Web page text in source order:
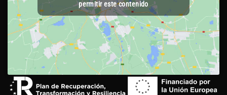
permitir este contenido